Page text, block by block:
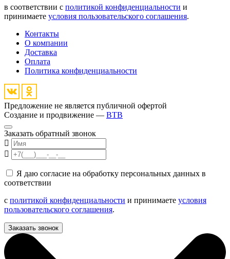
в соответствии с политикой конфиденциальности и
принимаете условия пользовательского соглашения.
Контакты
О компании
Доставка
Оплата
Политика конфиденциальности
Предложение не является публичной офертой
Создание и продвижение — BTB
Заказать обратный звонок
Я даю согласие на обработку персональных данных в
соответствии
с политикой конфиденциальности и принимаете условия
пользовательского соглашения.
Заказать звонок